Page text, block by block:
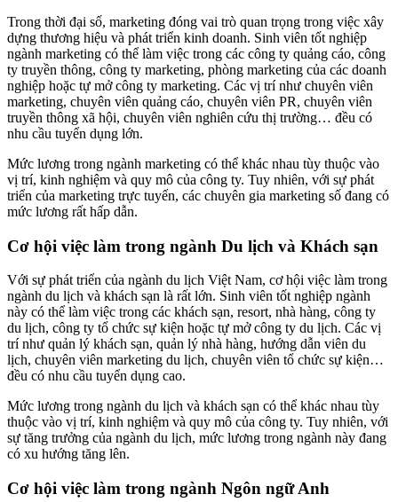
Trong thời đại số, marketing đóng vai trò quan trọng trong việc xây
dựng thương hiệu và phát triển kinh doanh. Sinh viên tốt nghiệp
ngành marketing có thể làm việc trong các công ty quảng cáo, công
ty truyền thông, công ty marketing, phòng marketing của các doanh
nghiệp hoặc tự mở công ty marketing. Các vị trí như chuyên viên
marketing, chuyên viên quảng cáo, chuyên viên PR, chuyên viên
truyền thông xã hội, chuyên viên nghiên cứu thị trường… đều có
nhu cầu tuyển dụng lớn.
Mức lương trong ngành marketing có thể khác nhau tùy thuộc vào
vị trí, kinh nghiệm và quy mô của công ty. Tuy nhiên, với sự phát
triển của marketing trực tuyến, các chuyên gia marketing số đang có
mức lương rất hấp dẫn.
Cơ hội việc làm trong ngành Du lịch và Khách sạn
Với sự phát triển của ngành du lịch Việt Nam, cơ hội việc làm trong
ngành du lịch và khách sạn là rất lớn. Sinh viên tốt nghiệp ngành
này có thể làm việc trong các khách sạn, resort, nhà hàng, công ty
du lịch, công ty tổ chức sự kiện hoặc tự mở công ty du lịch. Các vị
trí như quản lý khách sạn, quản lý nhà hàng, hướng dẫn viên du
lịch, chuyên viên marketing du lịch, chuyên viên tổ chức sự kiện…
đều có nhu cầu tuyển dụng cao.
Mức lương trong ngành du lịch và khách sạn có thể khác nhau tùy
thuộc vào vị trí, kinh nghiệm và quy mô của công ty. Tuy nhiên, với
sự tăng trưởng của ngành du lịch, mức lương trong ngành này đang
có xu hướng tăng lên.
Cơ hội việc làm trong ngành Ngôn ngữ Anh